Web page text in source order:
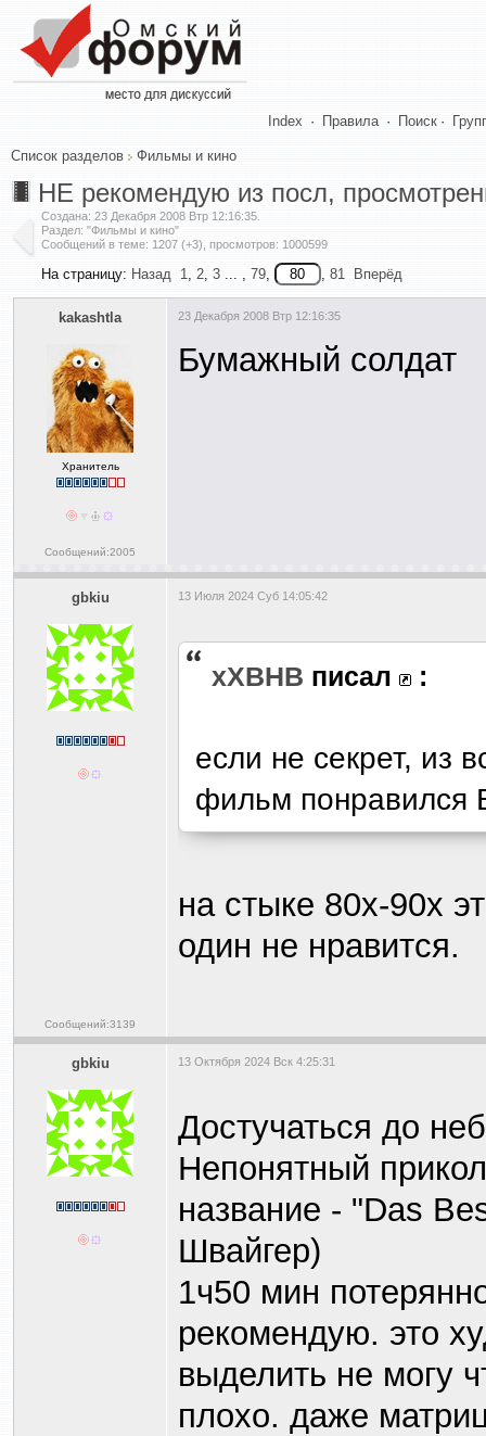
Index · Правила · Поиск ·
Список разделов Фильмы и кино
НЕ рекомендую из посл,
Создана: 23 Декабря 2008 Втр 12:16:35
Раздел: "Фильмы и кино"
Сообщений в теме: 1207 (+3), просмотров: 1000599
На страницу: Назад 1, 2, 3 ... , 79, , 81 Вперёд
kakashtla
Хранитель
Сообщений:2005
23 Декабря 2008 Втр 12:16:35
Бумажный солдат
gbkiu
Сообщений:3139
13 Июля 2024 Суб 14:05:42
xXBHB писал :
если не секрет, из
фильм понравился
на стыке 80х-90х
один не нравится.
gbkiu 13 Октября 2024 Вск 4:25:31
Достучаться до
Непонятный
название - "Das
Швайгер)
1ч50 мин
рекомендую. это
выделить не могу
плохо. даже